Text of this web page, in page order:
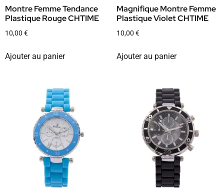
Montre Femme Tendance
Plastique Rouge CHTIME
10,00 €
Ajouter au panier
Magnifique Montre Femme
Plastique Violet CHTIME
10,00 €
Ajouter au panier